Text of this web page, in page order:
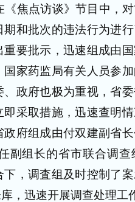
《焦点访谈》节目中，
和批次的违法行为进
要批示，迅速组成由
家药监局有关人员参
政府也极为重视，省
采取措施，迅速查明
府组成由付双建副省
副组长的省市联合调查
，调査组及时控制了
，迅速开展调查处理工